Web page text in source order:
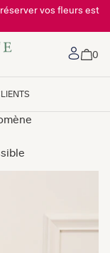
vos fleurs est
Mon
0